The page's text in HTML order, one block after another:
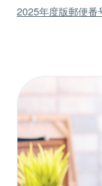
2025年度版郵便番